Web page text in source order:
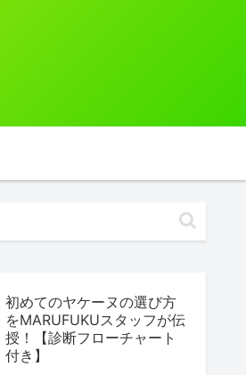
初めてのヤケーヌの選び方
をMARUFUKUスタッフが伝
授！【診断フローチャート
付き】